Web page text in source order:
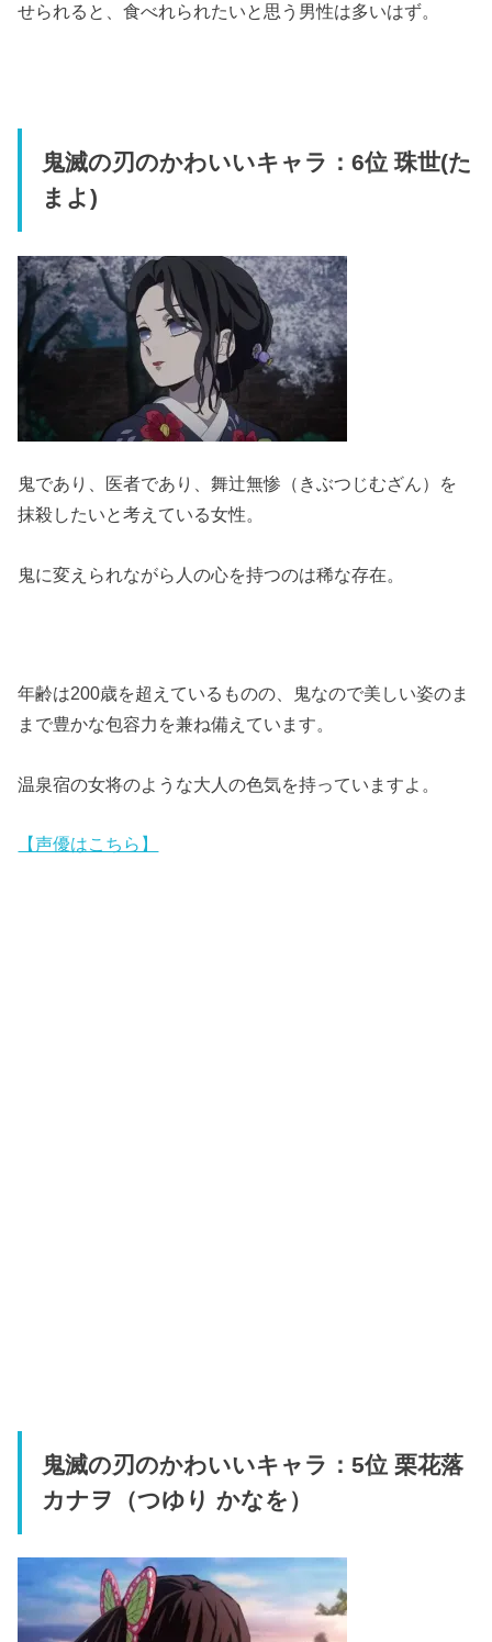
せられると、食べれられたいと思う男性は多いはず。
鬼滅の刃のかわいいキャラ：6位 珠世(た
まよ)
鬼であり、医者であり、舞辻無惨（きぶつじむざん）を
抹殺したいと考えている女性。
鬼に変えられながら人の心を持つのは稀な存在。
年齢は200歳を超えているものの、鬼なので美しい姿のま
まで豊かな包容力を兼ね備えています。
温泉宿の女将のような大人の色気を持っていますよ。
【声優はこちら】
鬼滅の刃のかわいいキャラ：5位 栗花落
カナヲ（つゆり かなを）